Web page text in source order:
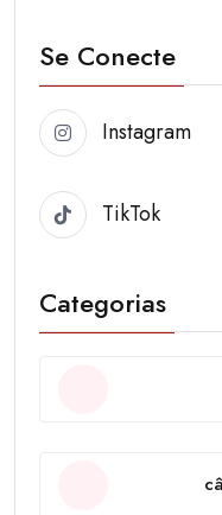
Se Conecte
Instagram
TikTok
Categorias